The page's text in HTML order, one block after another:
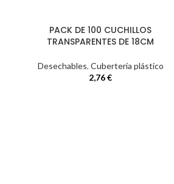
PACK DE 100 CUCHILLOS
TRANSPARENTES DE 18CM
Desechables, Cubertería plástico
2,76€